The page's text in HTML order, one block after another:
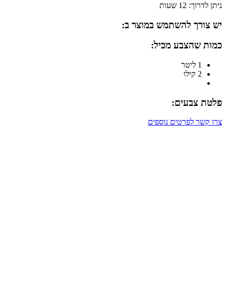
ניתן לדרוך: 12 שעות
יש צורך להשתמש במוצר ב:
כמות שהצבע מכיל:
1 ליטר
2 קילו
פלטת צבעים:
צרו קשר לפרטים נוספים